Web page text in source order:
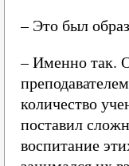
– Это был
– Именно так.
количество
поставил
воспитание